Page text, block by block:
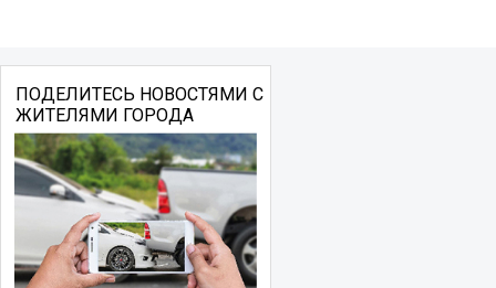
ПОДЕЛИТЕСЬ НОВОСТЯМИ С
ЖИТЕЛЯМИ ГОРОДА